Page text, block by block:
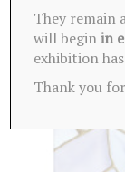
They remain
will beginin
exhibition
Thank you